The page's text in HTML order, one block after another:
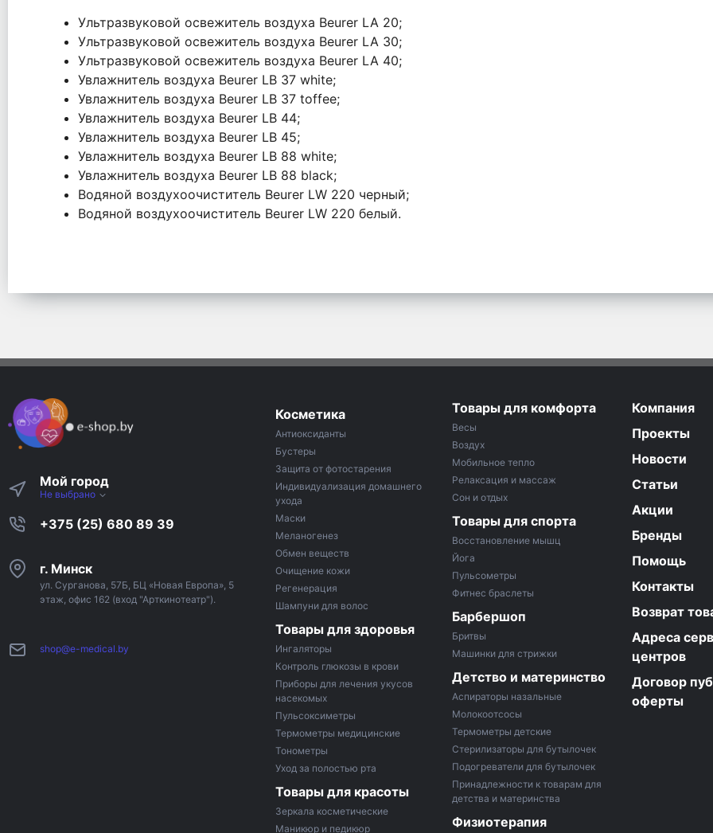
Ультразвуковой освежитель воздуха Beurer LA 20;
Ультразвуковой освежитель воздуха Beurer LA 30;
Ультразвуковой освежитель воздуха Beurer LA 40;
Увлажнитель воздуха Beurer LB 37 white;
Увлажнитель воздуха Beurer LB 37 toffee;
Увлажнитель воздуха Beurer LB 44;
Увлажнитель воздуха Beurer LB 45;
Увлажнитель воздуха Beurer LB 88 white;
Увлажнитель воздуха Beurer LB 88 black;
Водяной воздухоочиститель Beurer LW 220 черный;
Водяной воздухоочиститель Beurer LW 220 белый.
Мой город
Не выбрано
+375 (25) 680 89 39
г. Минск
ул. Сурганова, 57Б, БЦ «Новая Европа», 5
этаж, офис 162 (вход "Арткинотеатр").
shop@e-medical.by
Косметика
Антиоксиданты
Бустеры
Защита от фотостарения
Индивидуализация домашнего
ухода
Маски
Меланогенез
Обмен веществ
Очищение кожи
Регенерация
Шампуни для волос
Товары для здоровья
Ингаляторы
Контроль глюкозы в крови
Приборы для лечения укусов
насекомых
Пульсоксиметры
Термометры медицинские
Тонометры
Уход за полостью рта
Товары для красоты
Зеркала косметические
Маникюр и педикюр
Товары для комфорта
Весы
Воздух
Мобильное тепло
Релаксация и массаж
Сон и отдых
Товары для спорта
Восстановление мышц
Йога
Пульсометры
Фитнес браслеты
Барбершоп
Бритвы
Машинки для стрижки
Детство и материнство
Аспираторы назальные
Молокоотсосы
Термометры детские
Стерилизаторы для бутылочек
Подогреватели для бутылочек
Принадлежности к товарам для
детства и материнства
Физиотерапия
Компания
Проекты
Новости
Статьи
Акции
Бренды
Помощь
Контакты
Возврат
Адреса
центров
Договор
оферты